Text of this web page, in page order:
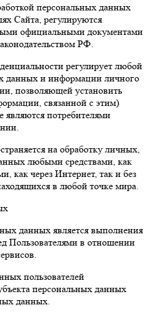
персональных данных
Сайта, регулируются
официальными документами
РФ.
регулирует любой
данных и информации личного
позволяющей установить
связанной с этим)
являются потребителями
на обработку личных,
любыми средствами, как
как через Интернет, так и без
в любой точке мира.
данных является выполнения
Пользователями в отношении
пользователей
персональных данных
данных.